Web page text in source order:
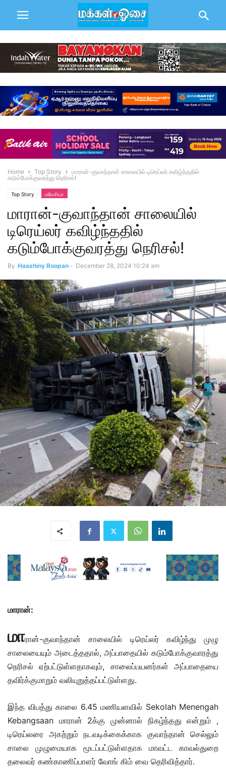
Home Top Story
மாரான்-குவாந்தான் சாலையில் டிரெய்லர் கவிழ்ந்ததில்
கடும்போக்குவரத்து நெரிசல்!
Top Story மலேசியா
மாரான்-குவாந்தான் சாலையில்
டிரெய்லர் கவிழ்ந்ததில்
கடும்போக்குவரத்து நெரிசல்!
By Haashiny Roopan - December 28, 2024 10:24 am
மாரான்:
மாரான்-குவாந்தான் சாலையில் டிரெய்லர் கவிழ்ந்து முழு
சாலையையும் அடைத்ததால், அப்பாதையில் கடும்போக்குவாரத்து
நெரிசல் ஏற்பட்டுள்ளதாகவும், சாலைப்பயனர்கள் அப்பாதையை
தவிர்க்குமாறும் வலியுறுத்தப்பட்டுள்ளது.
இந்த விபத்து காலை 6.45 மணியளவில் Sekolah Menengah
Kebangsaan மாரான் 2க்கு முன்னால் நிகழ்ந்தது என்றும் ,
டிரெய்லரை அகற்றும் நடவடிக்கைக்காக குவாந்தான் செல்லும்
சாலை முழுமையாக மூடப்பட்டுள்ளதாக மாவட்ட காவல்துறை
தலைவர் கண்காணிப்பாளர் வோங் கிம் வை தெரிவித்தார்.